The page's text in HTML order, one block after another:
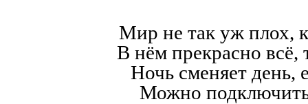
Мир не так уж плох,
В нём прекрасно всё,
Ночь сменяет день,
Можно